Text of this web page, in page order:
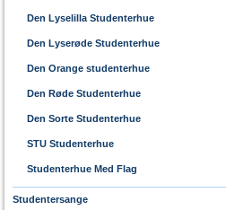
Den Lyselilla Studenterhue
Den Lyserøde Studenterhue
Den Orange studenterhue
Den Røde Studenterhue
Den Sorte Studenterhue
STU Studenterhue
Studenterhue Med Flag
Studentersange